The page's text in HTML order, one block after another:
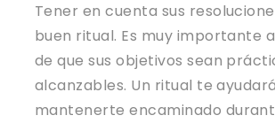
Tener en cuenta sus
buen ritual. Es muy importante
de que sus objetivos sean
alcanzables. Un ritual te
mantenerte encaminado